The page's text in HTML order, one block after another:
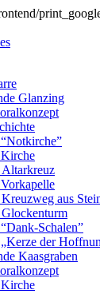
Glanzing
Altarkreuz
aus
Schalen”
der
Kaasgraben